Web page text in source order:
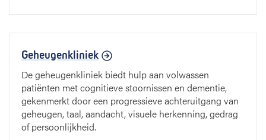
Geheugenkliniek
De geheugenkliniek biedt hulp aan volwassen
patiënten met cognitieve stoornissen en dementie,
gekenmerkt door een progressieve achteruitgang van
geheugen, taal, aandacht, visuele herkenning, gedrag
of persoonlijkheid.